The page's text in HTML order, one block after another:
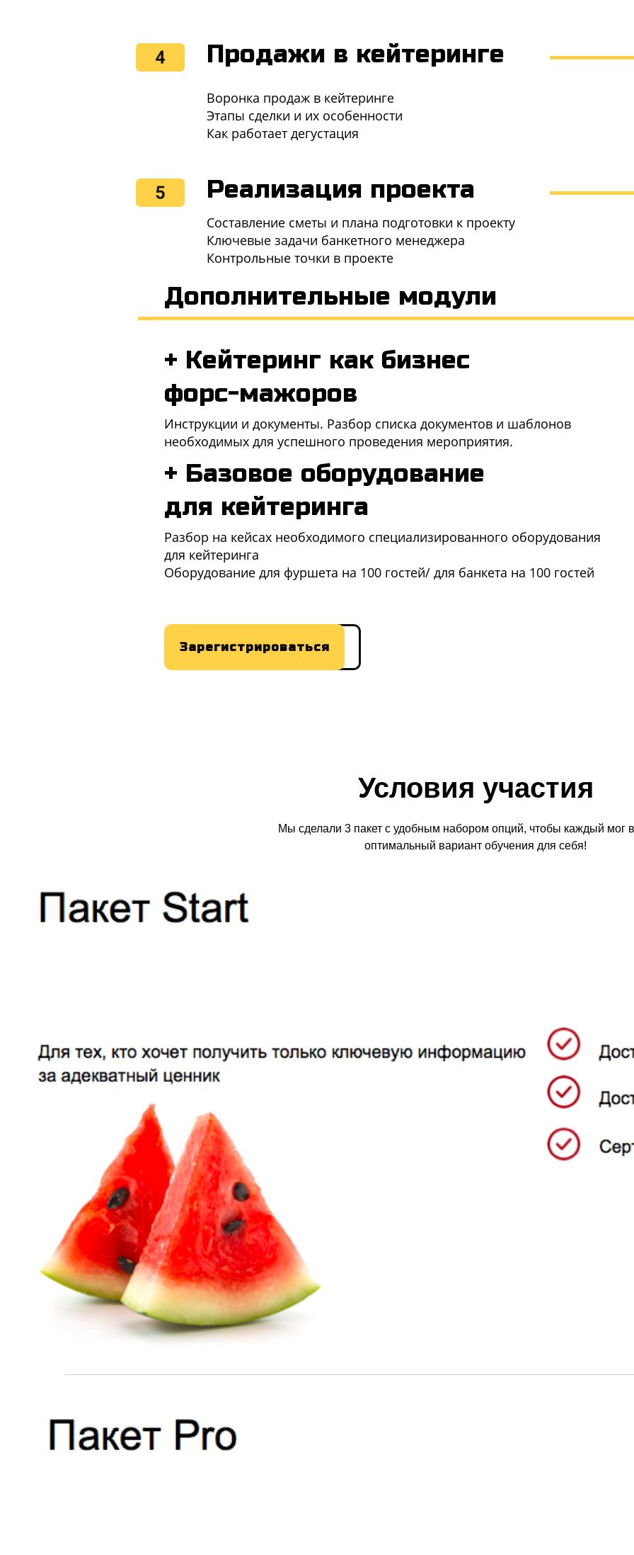
Продажи в кейтеринге
Воронка продаж в кейтеринге
Этапы сделки и их особенности
Как работает дегустация
Реализация проекта
Составление сметы и плана подготовки к проекту
Ключевые задачи банкетного менеджера
Контрольные точки в проекте
Зарегистрироваться
+ Кейтеринг как бизнес
форс-мажоров
Инструкции и документы. Разбор списка документов и шаблонов
необходимых для успешного проведения мероприятия.
+ Базовое оборудование
для кейтеринга
Разбор на кейсах необходимого специализированного оборудования
для кейтеринга
Оборудование для фуршета на 100 гостей/ для банкета на 100 гостей
Дополнительные модули
Условия участия
Мы сделали 3 пакет с удобным набором опций, чтобы каждый мог
оптимальный вариант обучения для себя!